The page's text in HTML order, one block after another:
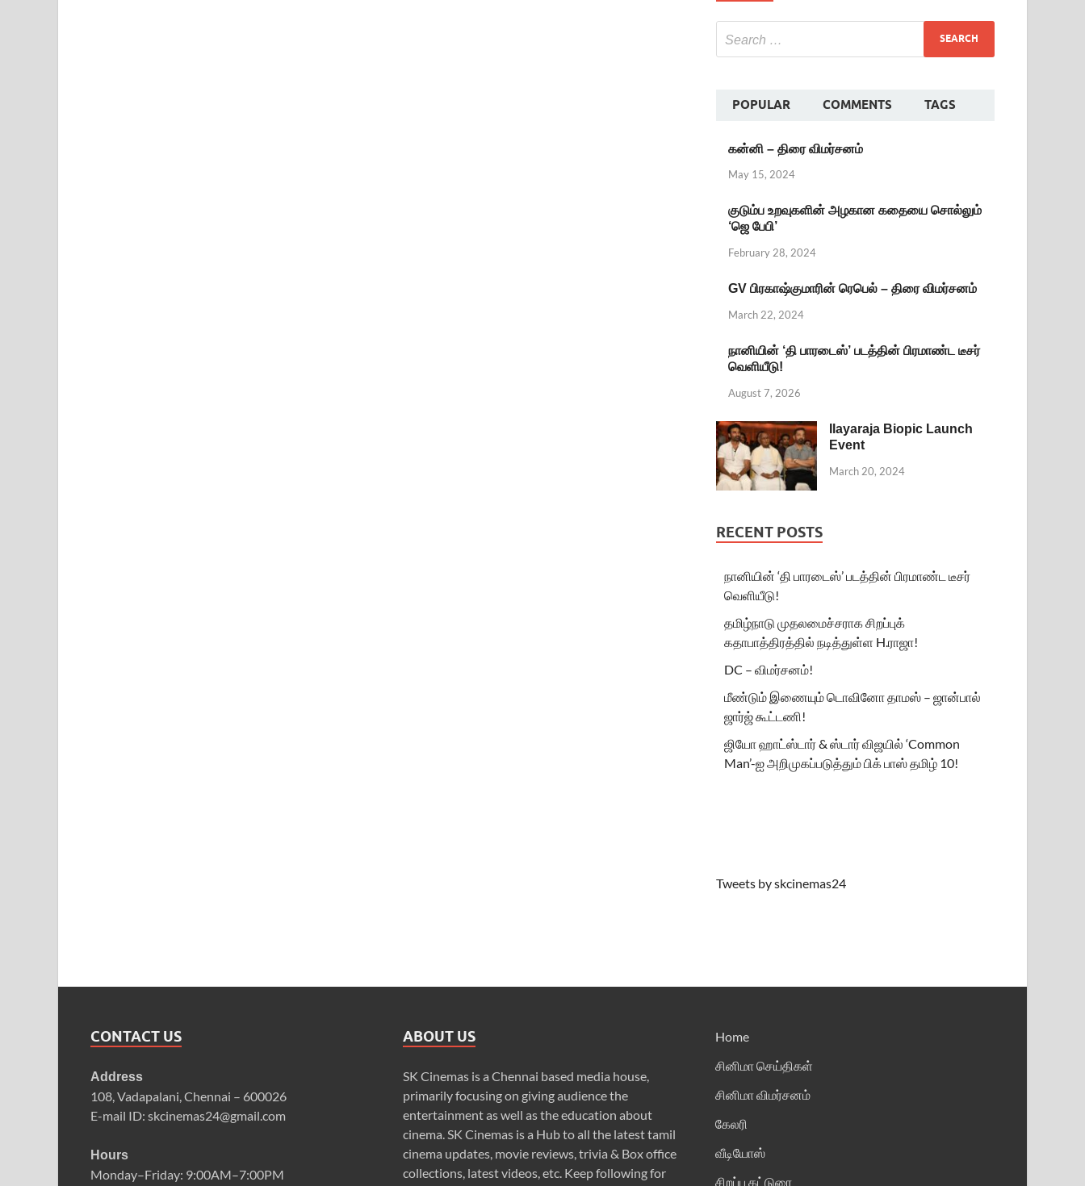
POPULAR COMMENTS TAGS
கன்னி – திரை விமர்சனம்
May 15, 2024
குடும்ப உறவுகளின் அழகான கதையை சொல்லும்
‘ஜெ பேபி’
February 28, 2024
GV பிரகாஷ்குமாரின் ரெபெல் – திரை விமர்சனம்
March 22, 2024
நானியின் ‘தி பாரடைஸ்’ படத்தின் பிரமாண்ட டீசர்
வெளியீடு!
August 7, 2026
Ilayaraja Biopic Launch
Event
March 20, 2024
RECENT POSTS
நானியின் ‘தி பாரடைஸ்’ படத்தின் பிரமாண்ட டீசர்
வெளியீடு!
தமிழ்நாடு முதலமைச்சராக சிறப்புக்
கதாபாத்திரத்தில் நடித்துள்ள H.ராஜா!
DC – விமர்சனம்!
மீண்டும் இணையும் டொவினோ தாமஸ் – ஜான்பால்
ஜார்ஜ் கூட்டணி!
ஜியோ ஹாட்ஸ்டார் & ஸ்டார் விஜயில் ‘Common
Man’-ஐ அறிமுகப்படுத்தும் பிக் பாஸ் தமிழ் 10!
Tweets by skcinemas24
CONTACT US
Address
108, Vadapalani, Chennai – 600026
E-mail ID: skcinemas24@gmail.com
Hours
Monday–Friday: 9:00AM–7:00PM
ABOUT US
SK Cinemas is a Chennai based media house,
primarily focusing on giving audience the
entertainment as well as the education about
cinema. SK Cinemas is a Hub to all the latest tamil
cinema updates, movie reviews, trivia & Box office
collections, latest videos, etc. Keep following for
Home
சினிமா செய்திகள்
சினிமா விமர்சனம்
கேலரி
வீடியோஸ்
சிறப்பு கட்டுரை